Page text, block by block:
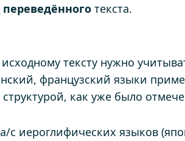
переведённого текста.
тексту нужно
французский языки
структурой, как уже было
с иероглифических языков